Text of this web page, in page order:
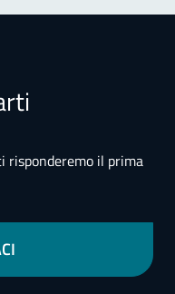
risponderemo il prima